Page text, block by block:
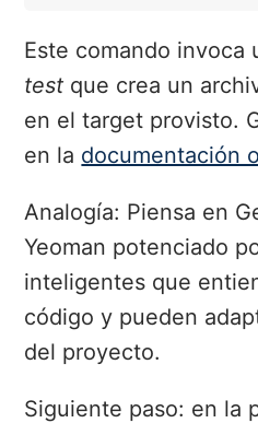
Este comando invoca
test que crea un
en el target provisto.
en la documentación
Analogía: Piensa en
Yeoman potenciado
inteligentes que
código y pueden
del proyecto.
Siguiente paso: en la